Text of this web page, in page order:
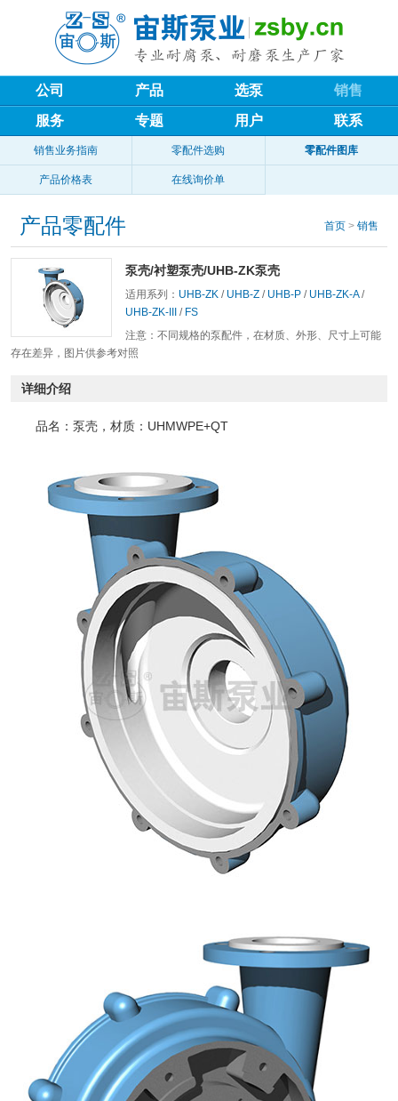
公司 产品 选泵
销售
服务
专题 用户 联系
销售业务指南 零配件选购 零配件图库
产品价格表 在线询价单
产品零配件 首页 > 销售
泵壳/衬塑泵壳/UHB-ZK泵壳
适用系列： UHB-ZK / UHB-Z / UHB-P / UHB-ZK-A/
UHB-ZK-III
/ FS
注意：不同规格的泵配件，在材质、外形、尺寸上可能
存在差异，图片供参考对照
详细介绍
品名：泵壳，材质：UHMWPE+QT